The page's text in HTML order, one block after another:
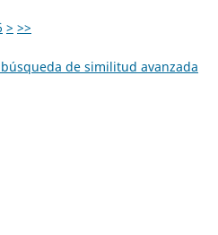
> >>
de similitud avanzada